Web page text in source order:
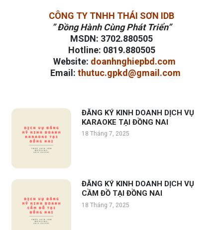
CÔNG TY TNHH THÁI SƠN IDB
” Đồng Hành Cùng Phát Triển”
MSDN: 3702.880505
Hotline: 0819.880505
Website: doanhnghiepbd.com
Email: thutuc.gpkd@gmail.com
ĐĂNG KÝ KINH DOANH DỊCH VỤ
KARAOKE TẠI ĐỒNG NAI
18 Tháng 7, 2025
ĐĂNG KÝ KINH DOANH DỊCH VỤ
CẦM ĐỒ TẠI ĐỒNG NAI
18 Tháng 7, 2025